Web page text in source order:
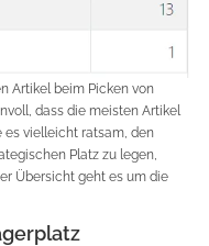
Artikel beim Picken von
dass die meisten Artikel
es vielleicht ratsam, den
Platz zu legen,
Übersicht geht es um die